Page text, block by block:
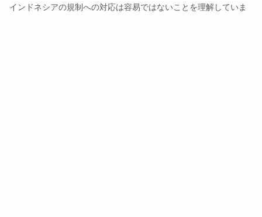
インドネシアの規制への対応は容易ではないことを理解していま